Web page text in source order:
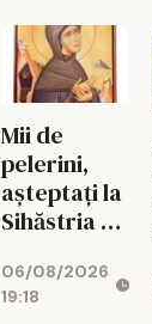
Mii de
pelerini,
așteptați la
Sihăstria și
06/08/2026
19:18